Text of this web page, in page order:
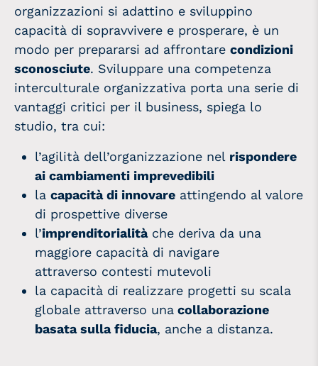
organizzazioni si adattino e sviluppino
capacità di sopravvivere e prosperare, è un
modo per prepararsi ad affrontare condizioni
sconosciute. Sviluppare una competenza
interculturale organizzativa porta una serie di
vantaggi critici per il business, spiega lo
studio, tra cui:
l’agilità dell’organizzazione nel rispondere
ai cambiamenti imprevedibili
lacapacità di innovare attingendo al valore
di prospettive diverse
l’imprenditorialitàche deriva da una
maggiore capacità di navigare
attraverso contesti mutevoli
la capacità di realizzare progetti su scala
globale attraverso una collaborazione
basata sulla fiducia, anche a distanza.